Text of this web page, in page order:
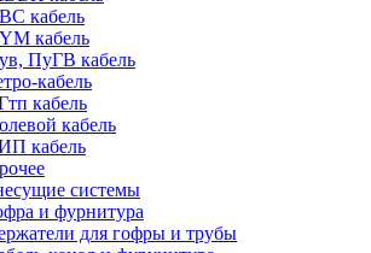
кабель
кабель
ПуГВ кабель
кабель
кабель
кабель
кабель
системы
и фурнитура
для гофры и трубы